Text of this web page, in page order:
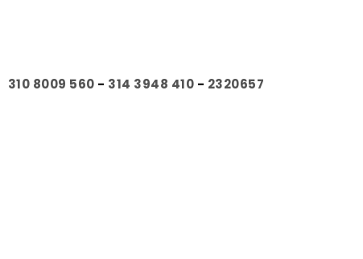
310 8009 560 - 314 3948 410 - 2320657